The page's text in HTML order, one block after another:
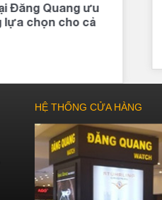
Đăng Quang ưu
lựa chọn cho cả
HỆ THỐNG CỬA HÀNG